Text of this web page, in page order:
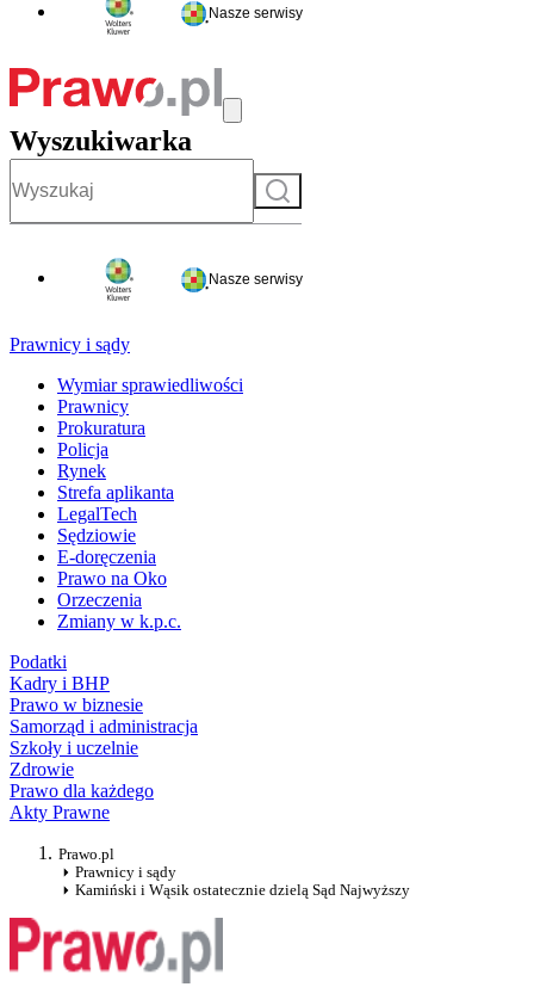
Nasze serwisy
Wyszukiwarka
Szukaj
Nasze serwisy
Prawnicy i sądy
Wymiar sprawiedliwości
Prawnicy
Prokuratura
Policja
Rynek
Strefa aplikanta
LegalTech
Sędziowie
E-doręczenia
Prawo na Oko
Orzeczenia
Zmiany w k.p.c.
Podatki
Kadry i BHP
Prawo w biznesie
Samorząd i administracja
Szkoły i uczelnie
Zdrowie
Prawo dla każdego
Akty Prawne
Prawo.pl
Prawnicy i sądy
Kamiński i Wąsik ostatecznie dzielą Sąd Najwyższy